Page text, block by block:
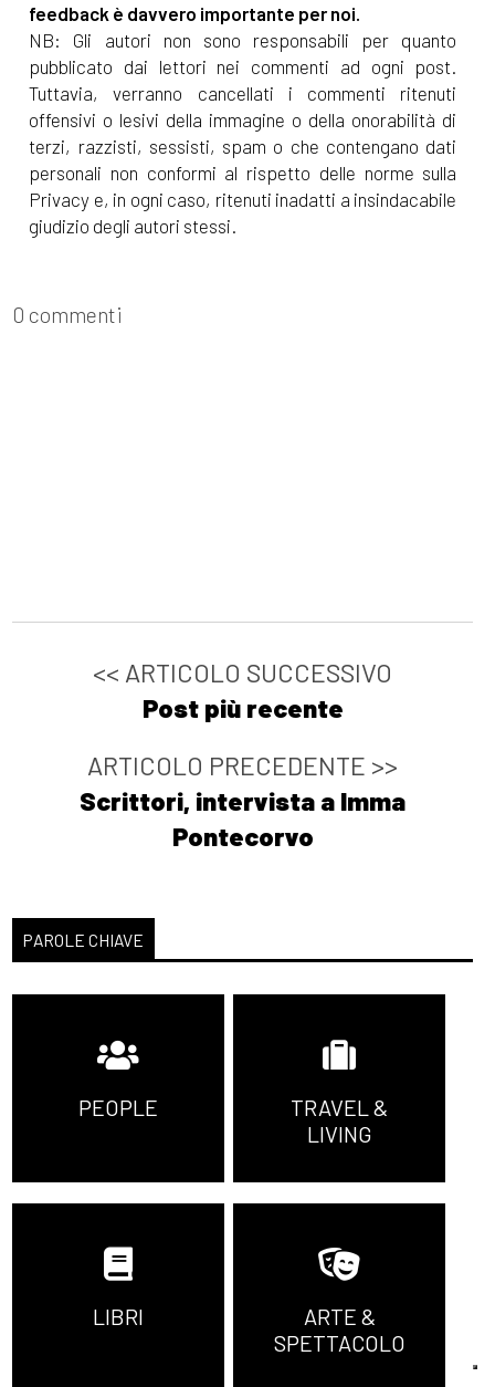
feedback è davvero importante per noi.
NB: Gli autori non sono responsabili per quanto
pubblicato dai lettori nei commenti ad ogni post.
Tuttavia, verranno cancellati i commenti ritenuti
offensivi o lesivi della immagine o della onorabilità di
terzi, razzisti, sessisti, spam o che contengano dati
personali non conformi al rispetto delle norme sulla
Privacy e, in ogni caso, ritenuti inadatti a insindacabile
giudizio degli autori stessi.
0 commenti
<< ARTICOLO SUCCESSIVO
Post più recente
ARTICOLO PRECEDENTE >>
Scrittori, intervista a Imma
Pontecorvo
PAROLE CHIAVE
PEOPLE
TRAVEL &
LIVING
LIBRI
ARTE &
SPETTACOLO